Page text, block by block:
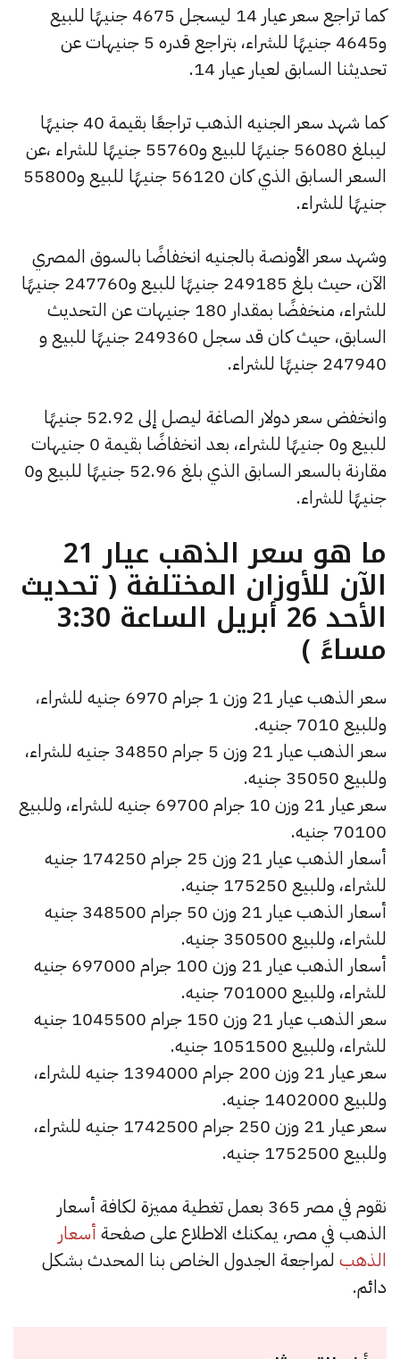
كما تراجع سعر عيار 14 ليسجل 4675 جنيهًا للبيع
و4645 جنيهًا للشراء، بتراجع قدره 5 جنيهات عن
تحديثنا السابق لعيار عيار 14.
كما شهد سعر الجنيه الذهب تراجعًا بقيمة 40 جنيهًا
ليبلغ 56080 جنيهًا للبيع و55760 جنيهًا للشراء ،عن
السعر السابق الذي كان 56120 جنيهًا للبيع و55800
جنيهًا للشراء.
وشهد سعر الأونصة بالجنيه انخفاضًا بالسوق المصري
الآن، حيث بلغ 249185 جنيهًا للبيع و247760 جنيهًا
للشراء، منخفضًا بمقدار 180 جنيهات عن التحديث
السابق، حيث كان قد سجل 249360 جنيهًا للبيع و
247940 جنيهًا للشراء.
وانخفض سعر دولار الصاغة ليصل إلى 52.92 جنيهًا
للبيع و0 جنيهًا للشراء، بعد انخفاضًا بقيمة 0 جنيهات
مقارنة بالسعر السابق الذي بلغ 52.96 جنيهًا للبيع و0
جنيهًا للشراء.
ما هو سعر الذهب عيار 21
الآن للأوزان المختلفة ( تحديث
الأحد 26 أبريل الساعة 3:30
مساءً )
سعر الذهب عيار 21 وزن 1 جرام 6970 جنيه للشراء،
وللبيع 7010 جنيه.
سعر الذهب عيار 21 وزن 5 جرام 34850 جنيه للشراء،
وللبيع 35050 جنيه.
سعر عيار 21 وزن 10 جرام 69700 جنيه للشراء، وللبيع
70100 جنيه.
أسعار الذهب عيار 21 وزن 25 جرام 174250 جنيه
للشراء، وللبيع 175250 جنيه.
أسعار الذهب عيار 21 وزن 50 جرام 348500 جنيه
للشراء، وللبيع 350500 جنيه.
أسعار الذهب عيار 21 وزن 100 جرام 697000 جنيه
للشراء، وللبيع 701000 جنيه.
سعر الذهب عيار 21 وزن 150 جرام 1045500 جنيه
للشراء، وللبيع 1051500 جنيه.
سعر عيار 21 وزن 200 جرام 1394000 جنيه للشراء،
وللبيع 1402000 جنيه.
سعر عيار 21 وزن 250 جرام 1742500 جنيه للشراء،
وللبيع 1752500 جنيه.
نقوم في مصر 365 بعمل تغطية مميزة لكافة أسعار
الذهب في مصر، يمكنك الاطلاع على صفحة أسعار
الذهب لمراجعة الجدول الخاص بنا المحدث بشكل
دائم.